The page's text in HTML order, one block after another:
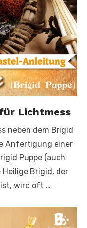
Lichtmess
neben dem Brigid
Anfertigung einer
Puppe (auch
Brigid, der
wird oft …